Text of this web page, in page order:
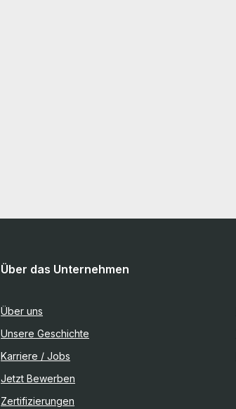
Über das Unternehmen
Über uns
Unsere Geschichte
Karriere / Jobs
Jetzt Bewerben
Zertifizierungen